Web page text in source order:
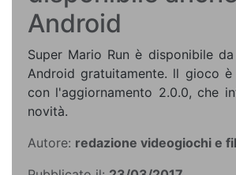
Android
Super Mario Run è disponibile
Android gratuitamente. ll gioco è
con l'aggiornamento 2.0.0, che
novità.
Autore: redazione videogiochi e